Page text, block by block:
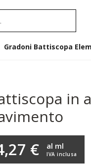
Gradoni
in
€ IVA inclusa
al ml